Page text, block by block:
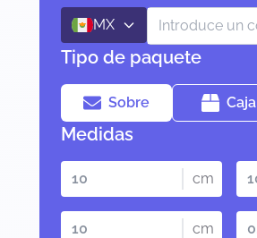
MX
Tipo de paquete
Sobre Caja
Medidas
cm
cm